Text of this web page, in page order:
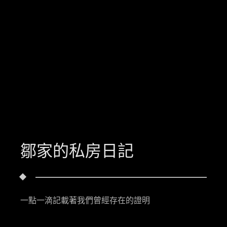
鄒家的私房日記
一點一滴記載著我們曾經存在的證明